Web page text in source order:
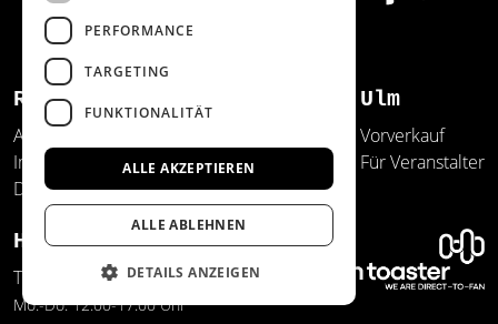
Recht und Ordnung
AGB
Impressum
Datenschutz
Ulm
Vorverkauf
Für Veranstalter
Hilfe und Support
Telefon: 0731/20641-150
Mo.-Do. 12:00-17:00 Uhr
PERFORMANCE
TARGETING
FUNKTIONALITÄT
ALLE AKZEPTIEREN
ALLE ABLEHNEN
DETAILS ANZEIGEN